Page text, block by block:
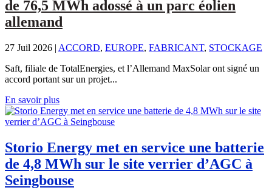
de 76,5 MWh adossé à un parc éolien
allemand
27 Juil 2026 | ACCORD, EUROPE, FABRICANT, STOCKAGE
Saft, filiale de TotalEnergies, et l’Allemand MaxSolar ont signé un
accord portant sur un projet...
En savoir plus
Storio Energy met en service une batterie
de 4,8 MWh sur le site verrier d’AGC à
Seingbouse